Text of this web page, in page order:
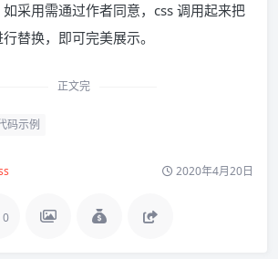
采用需通过作者同意，css 调用起来把
替换，即可完美展示。
正文完
码示例
2020年4月20日
0